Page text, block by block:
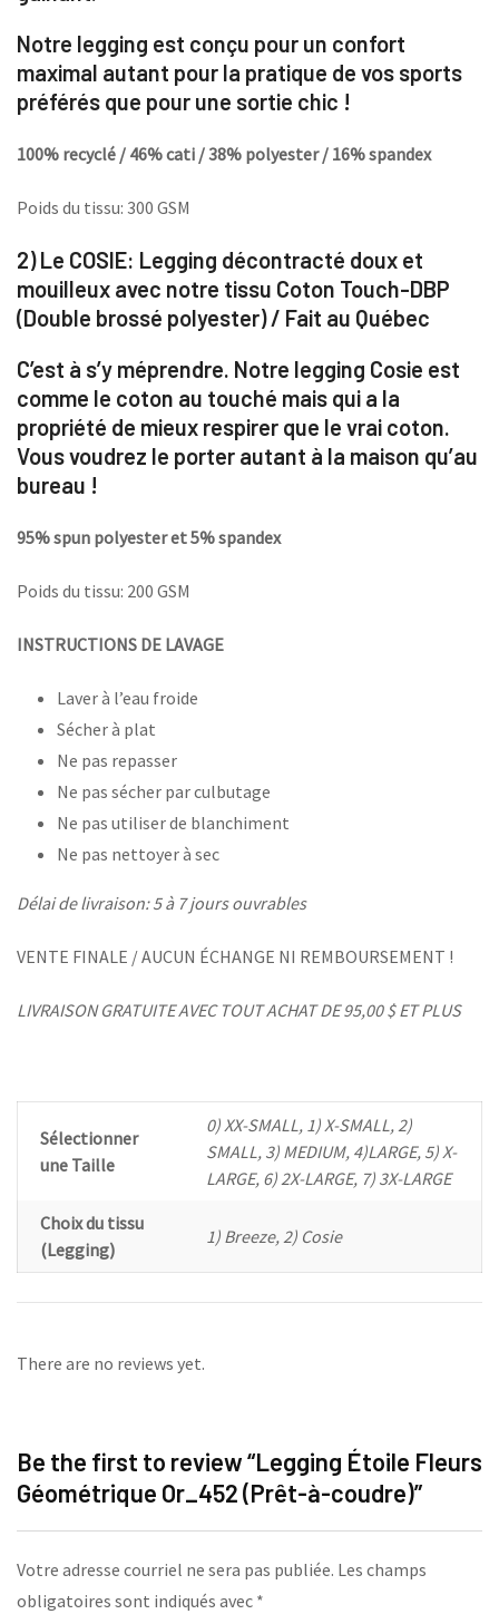
Notre legging est conçu pour un confort
maximal autant pour la pratique de vos sports
préférés que pour une sortie chic !
100% recyclé / 46% cati / 38% polyester / 16% spandex
Poids du tissu: 300 GSM
2) Le COSIE: Legging décontracté doux et
mouilleux avec notre tissu Coton Touch-DBP
(Double brossé polyester) / Fait au Québec
C’est à s’y méprendre. Notre legging Cosie est
comme le coton au touché mais qui a la
propriété de mieux respirer que le vrai coton.
Vous voudrez le porter autant à la maison qu’au
bureau !
95% spun polyester et 5% spandex
Poids du tissu: 200 GSM
INSTRUCTIONS DE LAVAGE
Laver à l’eau froide
Sécher à plat
Ne pas repasser
Ne pas sécher par culbutage
Ne pas utiliser de blanchiment
Ne pas nettoyer à sec
Délai de livraison: 5 à 7 jours ouvrables
VENTE FINALE / AUCUN ÉCHANGE NI REMBOURSEMENT !
LIVRAISON GRATUITE AVEC TOUT ACHAT DE 95,00 $ ET PLUS
Sélectionner
une Taille
0) XX-SMALL, 1) X-SMALL, 2)
SMALL, 3) MEDIUM, 4)LARGE, 5) X-
LARGE, 6) 2X-LARGE, 7) 3X-LARGE
Choix du tissu
(Legging)
1) Breeze, 2) Cosie
There are no reviews yet.
Be the first to review “Legging Étoile Fleurs
Géométrique Or_452 (Prêt-à-coudre)”
Votre adresse courriel ne sera pas publiée. Les champs
obligatoires sont indiqués avec *